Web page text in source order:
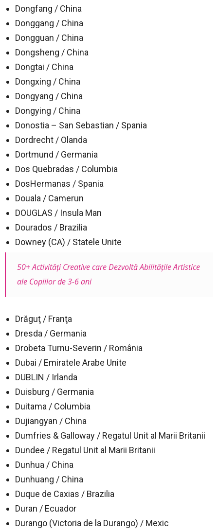
Dongfang / China
Donggang / China
Dongguan / China
Dongsheng / China
Dongtai / China
Dongxing / China
Dongyang / China
Dongying / China
Donostia – San Sebastian / Spania
Dordrecht / Olanda
Dortmund / Germania
Dos Quebradas / Columbia
DosHermanas / Spania
Douala / Camerun
DOUGLAS / Insula Man
Dourados / Brazilia
Downey (CA) / Statele Unite
50+ Activități Creative care Dezvoltă Abilitățile Artistice
ale Copiilor de 3-6 ani
Drăguţ / Franţa
Dresda / Germania
Drobeta Turnu-Severin / România
Dubai / Emiratele Arabe Unite
DUBLIN / Irlanda
Duisburg / Germania
Duitama / Columbia
Dujiangyan / China
Dumfries & Galloway / Regatul Unit al Marii Britanii
Dundee / Regatul Unit al Marii Britanii
Dunhua / China
Dunhuang / China
Duque de Caxias / Brazilia
Duran / Ecuador
Durango (Victoria de la Durango) / Mexic